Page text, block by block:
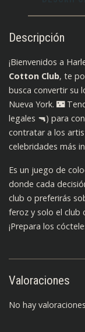
Descripción
¡Bienvenidos a
Cotton Club, te
busca convertir su
Nueva York. 🌃
legales 🔫) para
contratar a los
celebridades más
Es un juego de
donde cada
club o preferirás
feroz y solo el club
¡Prepara los
Valoraciones
No hay